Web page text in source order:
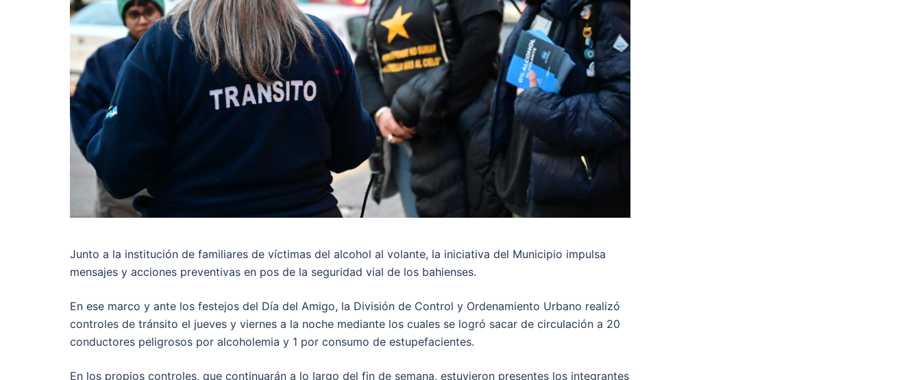
Junto a la institución de familiares de víctimas del alcohol al volante, la iniciativa del Municipio impulsa
mensajes y acciones preventivas en pos de la seguridad vial de los bahienses.
En ese marco y ante los festejos del Día del Amigo, la División de Control y Ordenamiento Urbano realizó
controles de tránsito el jueves y viernes a la noche mediante los cuales se logró sacar de circulación a 20
conductores peligrosos por alcoholemia y 1 por consumo de estupefacientes.
En los propios controles, que continuarán a lo largo del fin de semana, estuvieron presentes los integrantes